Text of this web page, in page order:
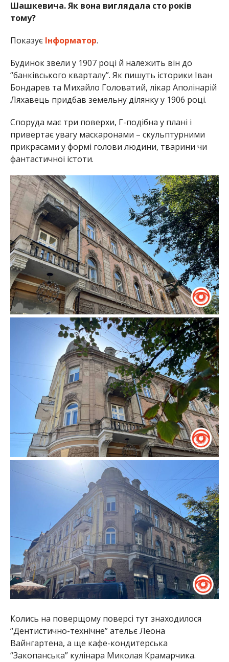
Шашкевича. Як вона виглядала сто років
тому?
ПоказуєІнформатор.
Будинок звели у 1907 році й належить він до
“банківсь­ко­го квар­та­лу”. Як пишуть історики Іван
Бондарев та Михайло Головатий, лікар Аполінарій
Ляхавець придбав земельну ділянку у 1906 році.
Споруда має три поверхи, Г-подібна у плані і
привертає увагу маскаронами – скульптурними
прикрасами у формі голови людини, тварини чи
фантастичної істоти.
Колись на поверщому поверсі тут знаходилося
“Дентистично-технічне” ательє Леона
Вайнгартена, а ще кафе-кондитерська
“Закопанська” кулінара Миколая Крамарчика.